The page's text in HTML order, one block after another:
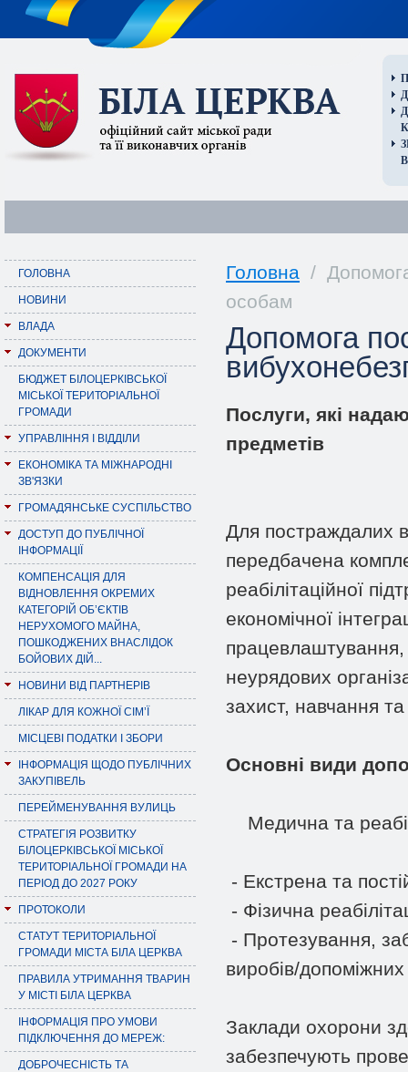
ГОЛОВНА
НОВИНИ
ВЛАДА
ДОКУМЕНТИ
БЮДЖЕТ БІЛОЦЕРКІВСЬКОЇ
МІСЬКОЇ ТЕРИТОРІАЛЬНОЇ
ГРОМАДИ
УПРАВЛІННЯ І ВІДДІЛИ
ЕКОНОМІКА ТА МІЖНАРОДНІ
ЗВ'ЯЗКИ
ГРОМАДЯНСЬКЕ СУСПІЛЬСТВО
ДОСТУП ДО ПУБЛІЧНОЇ
ІНФОРМАЦІЇ
КОМПЕНСАЦІЯ ДЛЯ
ВІДНОВЛЕННЯ ОКРЕМИХ
КАТЕГОРІЙ ОБ’ЄКТІВ
НЕРУХОМОГО МАЙНА,
ПОШКОДЖЕНИХ ВНАСЛІДОК
БОЙОВИХ ДІЙ...
НОВИНИ ВІД ПАРТНЕРІВ
ЛІКАР ДЛЯ КОЖНОЇ СІМ’Ї
МІСЦЕВІ ПОДАТКИ І ЗБОРИ
ІНФОРМАЦІЯ ЩОДО ПУБЛІЧНИХ
ЗАКУПІВЕЛЬ
ПЕРЕЙМЕНУВАННЯ ВУЛИЦЬ
СТРАТЕГІЯ РОЗВИТКУ
БІЛОЦЕРКІВСЬКОЇ МІСЬКОЇ
ТЕРИТОРІАЛЬНОЇ ГРОМАДИ НА
ПЕРІОД ДО 2027 РОКУ
ПРОТОКОЛИ
СТАТУТ ТЕРИТОРІАЛЬНОЇ
ГРОМАДИ МІСТА БІЛА ЦЕРКВА
ПРАВИЛА УТРИМАННЯ ТВАРИН
У МІСТІ БІЛА ЦЕРКВА
ІНФОРМАЦІЯ ПРО УМОВИ
ПІДКЛЮЧЕННЯ ДО МЕРЕЖ:
ДОБРОЧЕСНІСТЬ ТА
Головна /
особам
Допомога
Послуги, які
предметів
Для постраждалих
передбачена
реабілітаційної
економічної
працевлаштування,
неурядових
захист, навчання
Основні види
Медична та
- Екстрена та
- Фізична
- Протезування,
виробів/допоміжних
Заклади охорони
забезпечують